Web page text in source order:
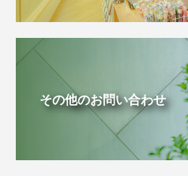
その他のお問い合わせ